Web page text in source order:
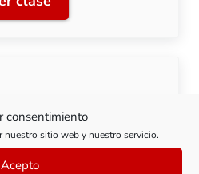
consentimiento
sitio web y nuestro servicio.
Acepto
Clase 2: Instalación y
clase
Clase 3: Configuración